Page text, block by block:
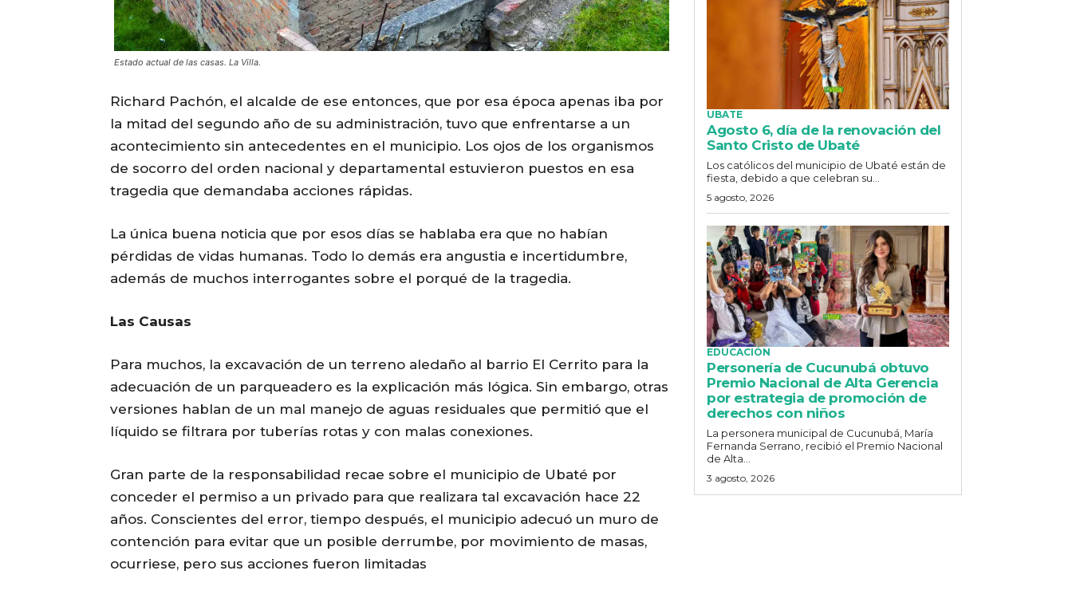
Estado actual de las casas. La Villa.
Richard Pachón, el alcalde de ese entonces, que por esa época apenas iba por
la mitad del segundo año de su administración, tuvo que enfrentarse a un
acontecimiento sin antecedentes en el municipio. Los ojos de los organismos
de socorro del orden nacional y departamental estuvieron puestos en esa
tragedia que demandaba acciones rápidas.
La única buena noticia que por esos días se hablaba era que no habían
pérdidas de vidas humanas. Todo lo demás era angustia e incertidumbre,
además de muchos interrogantes sobre el porqué de la tragedia.
Las Causas
Para muchos, la excavación de un terreno aledaño al barrio El Cerrito para la
adecuación de un parqueadero es la explicación más lógica. Sin embargo, otras
versiones hablan de un mal manejo de aguas residuales que permitió que el
líquido se filtrara por tuberías rotas y con malas conexiones.
Gran parte de la responsabilidad recae sobre el municipio de Ubaté por
conceder el permiso a un privado para que realizara tal excavación hace 22
años. Conscientes del error, tiempo después, el municipio adecuó un muro de
contención para evitar que un posible derrumbe, por movimiento de masas,
ocurriese, pero sus acciones fueron limitadas
UBATE
Agosto 6, día de la renovación del
Santo Cristo de Ubaté
Los católicos del municipio de Ubaté están de
fiesta, debido a que celebran su...
5 agosto, 2026
EDUCACIÓN
Personería de Cucunubá obtuvo
Premio Nacional de Alta Gerencia
por estrategia de promoción de
derechos con niños
La personera municipal de Cucunubá, María
Fernanda Serrano, recibió el Premio Nacional
de Alta...
3 agosto, 2026